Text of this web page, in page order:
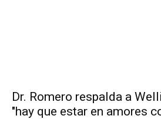
Dr. Romero respalda a
"hay que estar en amores